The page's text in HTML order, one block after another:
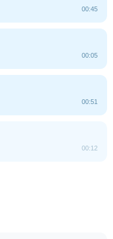
00:45
00:05
00:51
00:12